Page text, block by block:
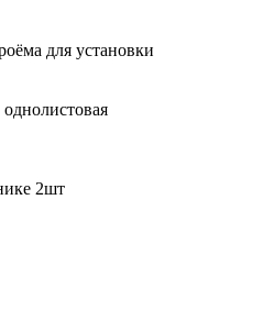
для установки
2шт